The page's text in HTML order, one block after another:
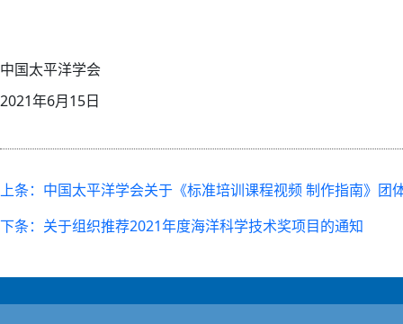
中国太平洋学会
2021年6月15日
上条：中国太平洋学会关于《标准培训课程视频 制作指南》团
下条：关于组织推荐2021年度海洋科学技术奖项目的通知